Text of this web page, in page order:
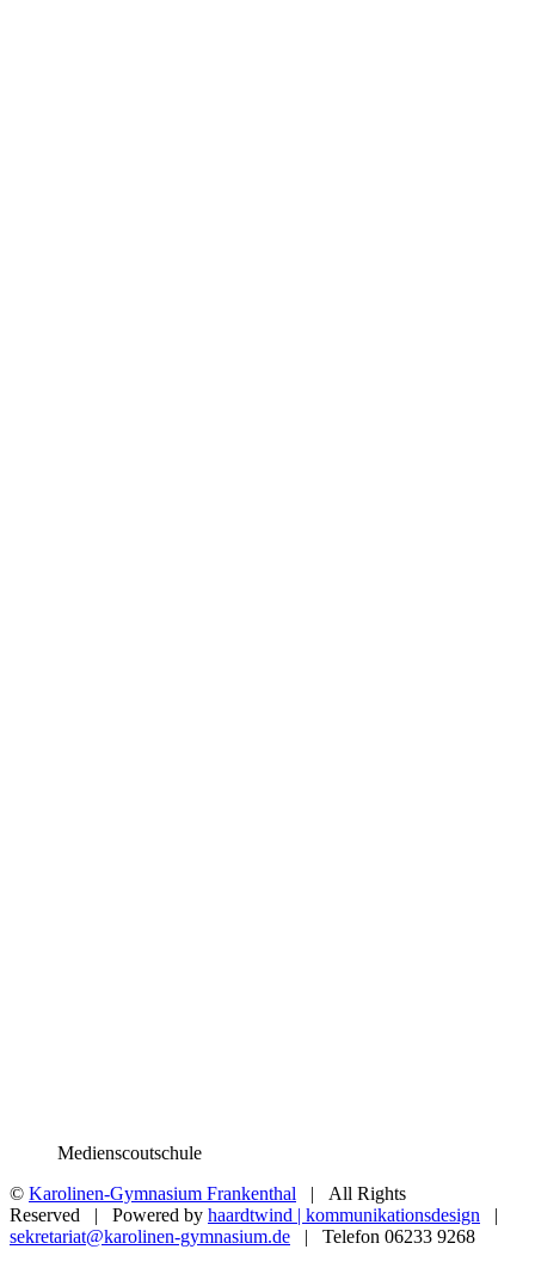
Medienscoutschule
© Karolinen-Gymnasium Frankenthal | All Rights
Reserved | Powered by haardtwind | kommunikationsdesign |
sekretariat@karolinen-gymnasium.de | Telefon 06233 9268